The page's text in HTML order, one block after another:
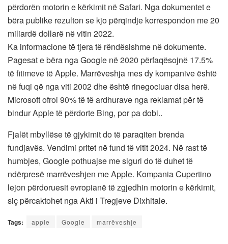
përdorën motorin e kërkimit në Safari. Nga dokumentet e
bëra publike rezulton se kjo përqindje korrespondon me 20
miliardë dollarë në vitin 2022.
Ka informacione të tjera të rëndësishme në dokumente.
Pagesat e bëra nga Google në 2020 përfaqësojnë 17.5%
të fitimeve të Apple. Marrëveshja mes dy kompanive është
në fuqi që nga viti 2002 dhe është rinegociuar disa herë.
Microsoft ofroi 90% të të ardhurave nga reklamat për të
bindur Apple të përdorte Bing, por pa dobi..
Fjalët mbyllëse të gjykimit do të paraqiten brenda
fundjavës. Vendimi pritet në fund të vitit 2024. Në rast të
humbjes, Google pothuajse me siguri do të duhet të
ndërpresë marrëveshjen me Apple. Kompania Cupertino
lejon përdoruesit evropianë të zgjedhin motorin e kërkimit,
siç përcaktohet nga Akti i Tregjeve Dixhitale.
Tags: apple Google marrëveshje